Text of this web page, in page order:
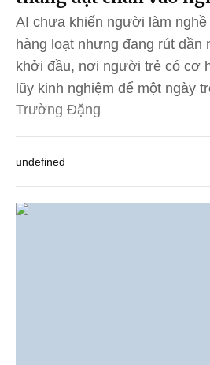
AI chưa khiến người làm
hàng loạt nhưng đang rút dần
khởi đầu, nơi người trẻ có cơ
lũy kinh nghiệm để một ngày
Trường Đặng
undefined